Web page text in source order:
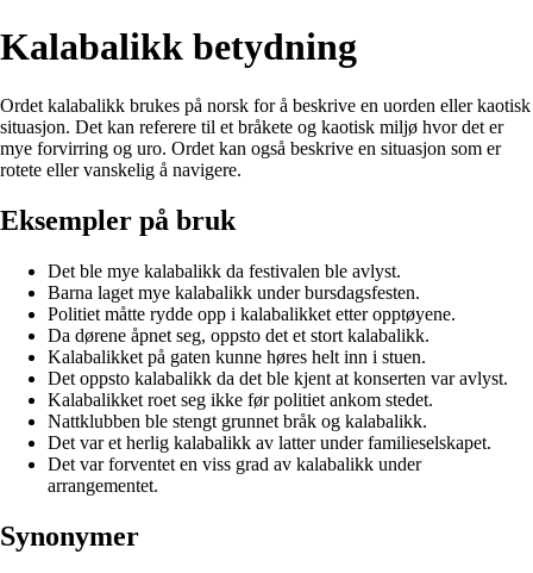
Kalabalikk betydning
Ordet kalabalikk brukes på norsk for å beskrive en uorden eller kaotisk
situasjon. Det kan referere til et bråkete og kaotisk miljø hvor det er
mye forvirring og uro. Ordet kan også beskrive en situasjon som er
rotete eller vanskelig å navigere.
Eksempler på bruk
Det ble mye kalabalikk da festivalen ble avlyst.
Barna laget mye kalabalikk under bursdagsfesten.
Politiet måtte rydde opp i kalabalikket etter opptøyene.
Da dørene åpnet seg, oppsto det et stort kalabalikk.
Kalabalikket på gaten kunne høres helt inn i stuen.
Det oppsto kalabalikk da det ble kjent at konserten var avlyst.
Kalabalikket roet seg ikke før politiet ankom stedet.
Nattklubben ble stengt grunnet bråk og kalabalikk.
Det var et herlig kalabalikk av latter under familieselskapet.
Det var forventet en viss grad av kalabalikk under
arrangementet.
Synonymer